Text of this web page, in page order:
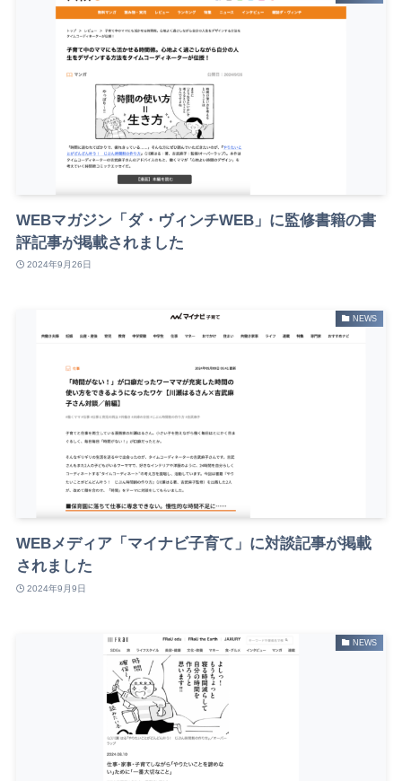
WEBマガジン「ダ・ヴィンチWEB」に監修書籍の書
評記事が掲載されました
2024年9月26日
NEWS
WEBメディア「マイナビ子育て」に対談記事が掲載
されました
2024年9月9日
NEWS